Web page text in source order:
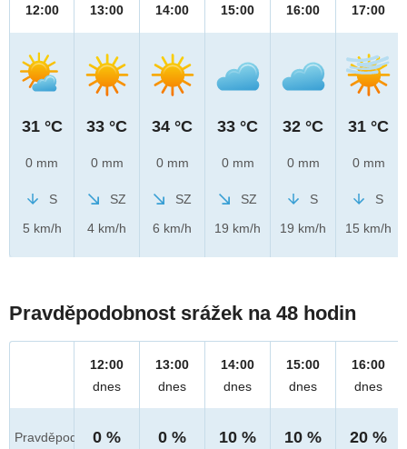
12:00
31 °C
0 mm
S
5 km/h
13:00
33 °C
0 mm
SZ
4 km/h
14:00
34 °C
0 mm
SZ
6 km/h
15:00
33 °C
0 mm
SZ
19 km/h
16:00
32 °C
0 mm
S
19 km/h
17:00
31 °C
0 mm
S
15 km/h
Pravděpodobnost srážek na 48 hodin
Pravděpod.
12:00
dnes
0 %
13:00
dnes
0 %
14:00
dnes
10 %
15:00
dnes
10 %
16:00
dnes
20 %